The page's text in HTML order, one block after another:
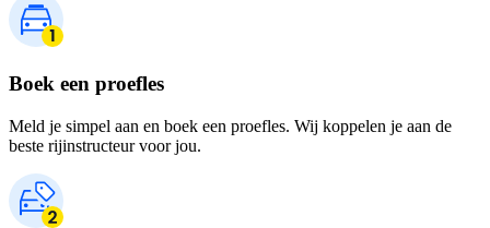
Boek een proefles
Meld je simpel aan en boek een proefles. Wij koppelen je aan de
beste rijinstructeur voor jou.